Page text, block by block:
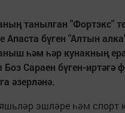
танылган "Фортэкс"
Апаста бүген "Алтын
һәм һәр кунакның
Сараен бүген-иртәгә
әзерләнә.
эшләре һәм спорт